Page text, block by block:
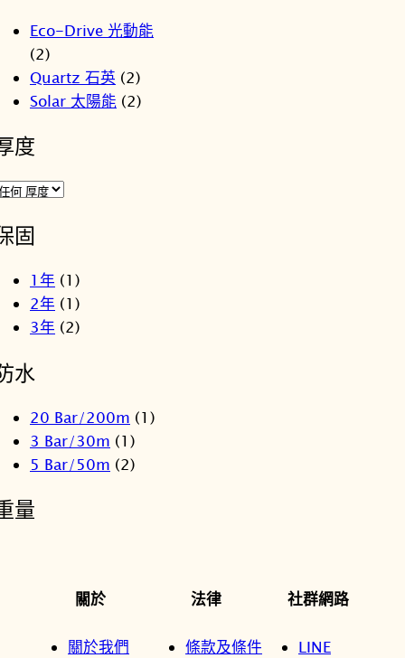
Eco-Drive 光動能
(2)
Quartz 石英 (2)
Solar 太陽能 (2)
度
固
1年 (1)
2年 (1)
3年 (2)
水
20 Bar/200m (1)
3 Bar/30m (1)
5 Bar/50m (2)
量
關於
關於我們
法律
條款及條件
社群網路
LINE